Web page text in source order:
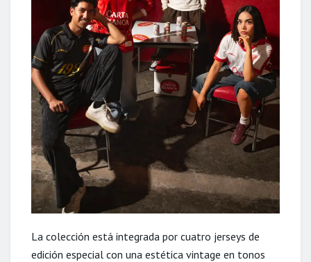
La colección está integrada por cuatro jerseys de
edición especial con una estética vintage en tonos